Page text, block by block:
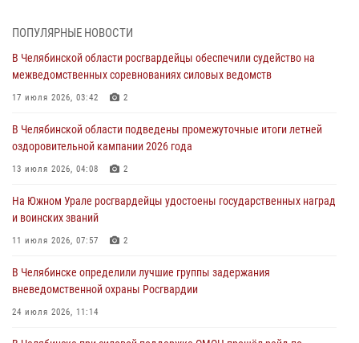
03 августа 2026, 09:22 1
Авиация Росгвардии совершила более 250 санитарных вылетов в
Донецкой Народной Республике
31 июля 2026, 11:33
Росгвардия обеспечивает безопасность граждан на южном
направлении
31 июля 2026, 11:32
В Уральском округе Росгвардии состоялось заседание
оперативного штаба
30 июля 2026, 10:53
ПОПУЛЯРНЫЕ НОВОСТИ
В Челябинской области росгвардейцы обеспечили судейство на
межведомственных соревнованиях силовых ведомств
17 июля 2026, 03:42 2
В Челябинской области подведены промежуточные итоги летней
оздоровительной кампании 2026 года
13 июля 2026, 04:08 2
На Южном Урале росгвардейцы удостоены государственных наград
и воинских званий
11 июля 2026, 07:57 2
В Челябинске определили лучшие группы задержания
вневедомственной охраны Росгвардии
24 июля 2026, 11:14